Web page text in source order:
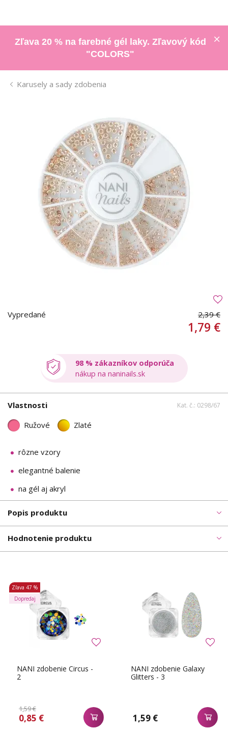
Zľava 20 % na farebné gél laky. Zľavový kód
"COLORS"
Karusely a sady zdobenia
Vypredané 2,39 €
1,79 €
98 % zákazníkov odporúča
nákup na naninails.sk
Vlastnosti Kat. č.: 0298/67
Ružové Zlaté
rôzne vzory
elegantné balenie
na gél aj akryl
Popis produktu
Hodnotenie produktu
NANI zdobenie Circus -
2
1,59 €
0,85 €
Zľava 47 %
Dopredaj
NANI zdobenie Galaxy
Glitters - 3
1,59 €